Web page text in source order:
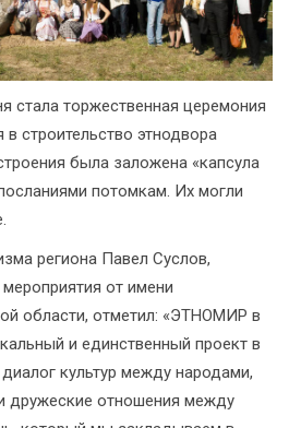
торжественная церемония
строительство этнодвора
была заложена «капсула
потомкам. Их могли
региона Павел Суслов,
мероприятия от имени
области, отметил: «ЭТНОМИР в
и единственный проект в
культур между народами,
дружеские отношения между